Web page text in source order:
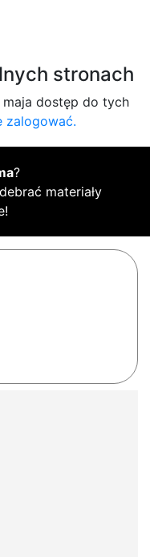
stronach
dostęp do tych
zalogować.
?
materiały